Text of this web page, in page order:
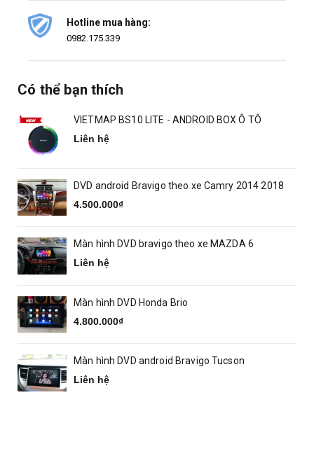
Hotline mua hàng:
0982.175.339
Có thể bạn thích
VIETMAP BS10 LITE - ANDROID BOX Ô TÔ
Liên hệ
DVD android Bravigo theo xe Camry 2014 2018
4.500.000₫
Màn hình DVD bravigo theo xe MAZDA 6
Liên hệ
Màn hình DVD Honda Brio
4.800.000₫
Màn hình DVD android Bravigo Tucson
Liên hệ